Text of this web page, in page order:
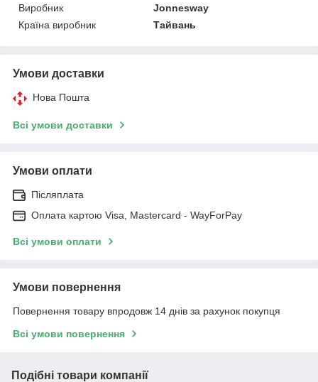
Виробник
Jonnesway
Країна виробник
Тайвань
Умови доставки
Нова Пошта
Всі умови доставки
Умови оплати
Післяплата
Оплата картою Visa, Mastercard - WayForPay
Всі умови оплати
Умови повернення
Повернення товару впродовж 14 днів за рахунок покупця
Всі умови повернення
Подібні товари компанії